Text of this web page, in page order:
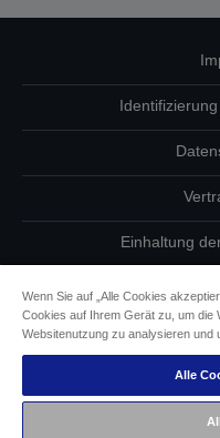
Einhaltung
Epson
Wenn Sie auf „Alle Cookies
Cookies auf Ihrem Gerät zu, um die
Websitenutzung zu analysieren und
Alle